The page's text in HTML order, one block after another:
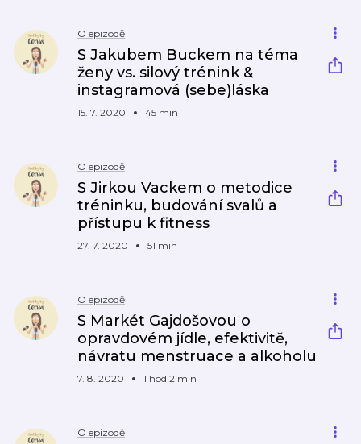
O epizodě
S Jakubem Buckem na téma
ženy vs. silový trénink &
instagramová (sebe)láska
15. 7. 2020 45 min
O epizodě
S Jirkou Vackem o metodice
tréninku, budování svalů a
přístupu k fitness
27. 7. 2020 51 min
O epizodě
S Markét Gajdošovou o
opravdovém jídle, efektivitě,
návratu menstruace a alkoholu
7. 8. 2020 1 hod 2 min
O epizodě